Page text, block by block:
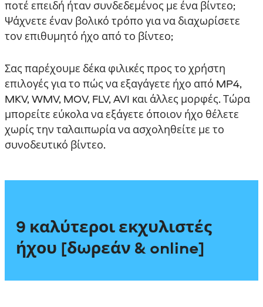
ποτέ επειδή ήταν συνδεδεμένος με ένα βίντεο;
Ψάχνετε έναν βολικό τρόπο για να διαχωρίσετε
τον επιθυμητό ήχο από το βίντεο;
Σας παρέχουμε δέκα φιλικές προς το χρήστη
επιλογές για το πώς να εξαγάγετε ήχο από MP4,
MKV, WMV, MOV, FLV, AVI και άλλες μορφές. Τώρα
μπορείτε εύκολα να εξάγετε όποιον ήχο θέλετε
χωρίς την ταλαιπωρία να ασχοληθείτε με το
συνοδευτικό βίντεο.
9 καλύτεροι εκχυλιστές
ήχου [δωρεάν & online]